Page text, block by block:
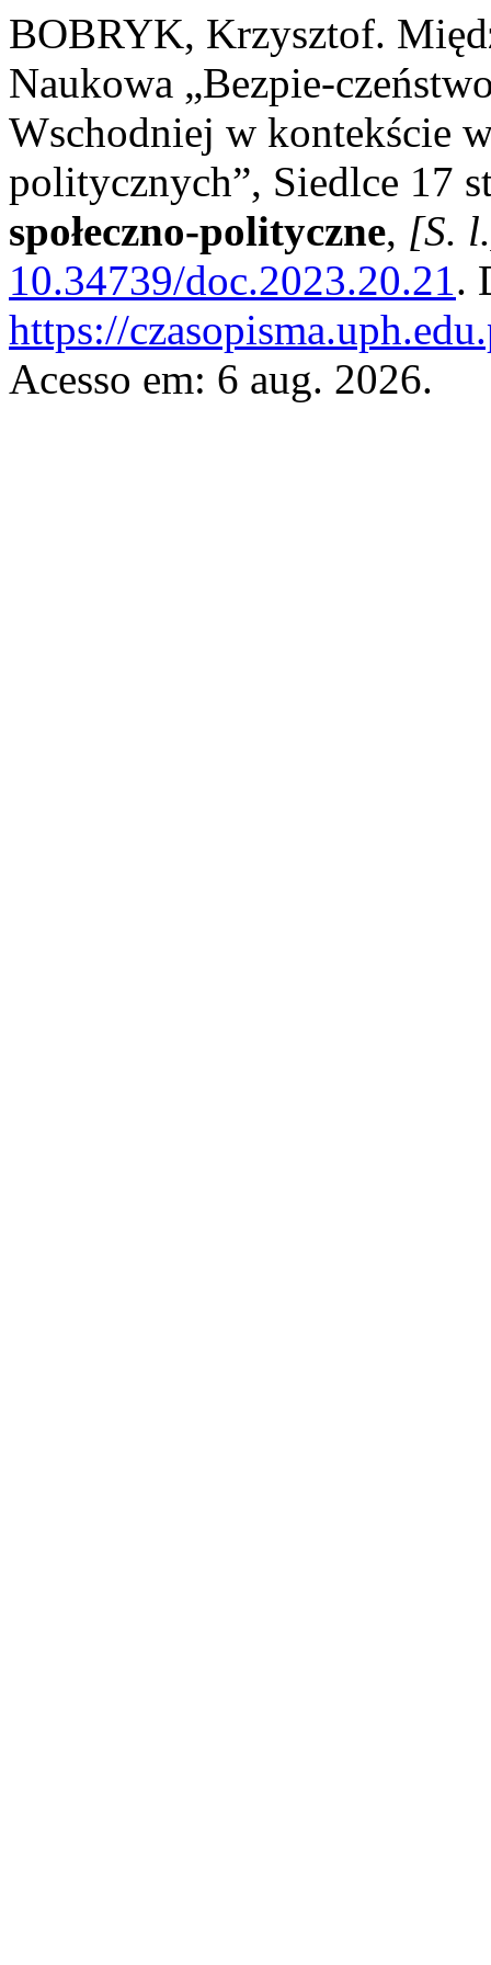
BOBRYK, Krzysztof.
Naukowa „Bezpie-
Wschodniej w kontekście
politycznych”, Siedlce 17
społeczno-polityczne, [S.
10.34739/doc.2023.20.21.
https://
Acesso em: 6 aug. 2026.